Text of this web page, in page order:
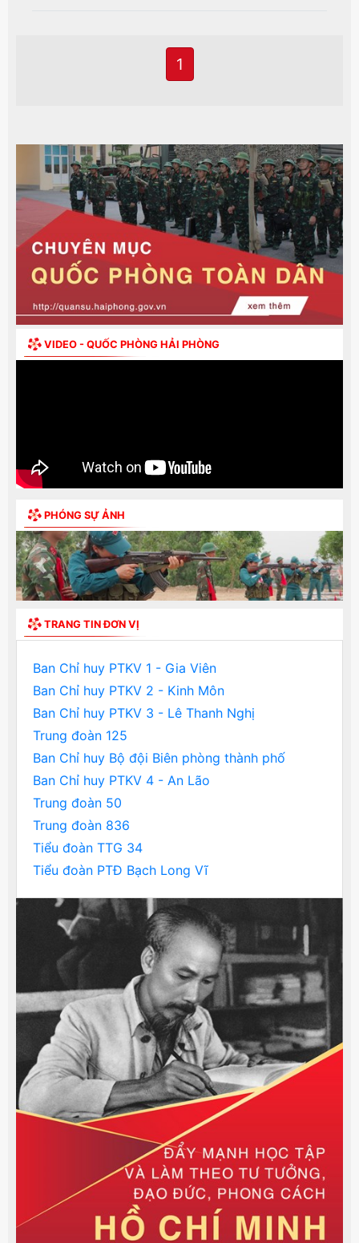
1
VIDEO - QUỐC PHÒNG HẢI PHÒNG
PHÓNG SỰ ẢNH
Previous Next
TRANG TIN ĐƠN VỊ
Ban Chỉ huy PTKV 1 - Gia Viên
Ban Chỉ huy PTKV 2 - Kinh Môn
Ban Chỉ huy PTKV 3 - Lê Thanh Nghị
Trung đoàn 125
Ban Chỉ huy Bộ đội Biên phòng thành phố
Ban Chỉ huy PTKV 4 - An Lão
Trung đoàn 50
Trung đoàn 836
Tiểu đoàn TTG 34
Tiểu đoàn PTĐ Bạch Long Vĩ